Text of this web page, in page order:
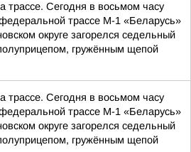
трассе. Сегодня в восьмом часу
трассе М-1 «Беларусь»
округе загорелся седельный
гружённым щепой
трассе. Сегодня в восьмом часу
трассе М-1 «Беларусь»
округе загорелся седельный
гружённым щепой